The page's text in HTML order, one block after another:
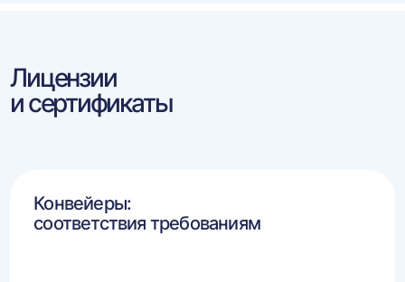
Лицензии
и сертификаты
Конвейеры:
соответствия требованиям